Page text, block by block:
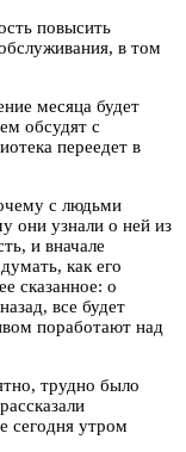
повысить
в том
месяца будет
обсудят с
переедет в
с людьми
они узнали о ней из
и вначале
как его
сказанное: о
все будет
поработают над
трудно было
сегодня утром